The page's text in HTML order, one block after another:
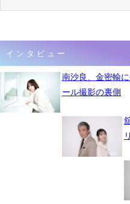
インタビュー
南沙良、金密輸
ール撮影の裏側